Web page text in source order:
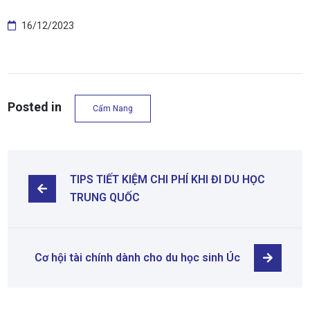
16/12/2023
Posted in Cẩm Nang
TIPS TIẾT KIỆM CHI PHÍ KHI ĐI DU HỌC
TRUNG QUỐC
Cơ hội tài chính dành cho du học sinh Úc